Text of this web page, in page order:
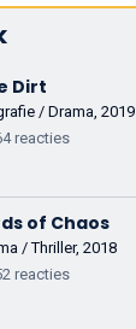
Elias
Dirt
/ Drama, 2019
reacties
of Chaos
/ Thriller, 2018
reacties